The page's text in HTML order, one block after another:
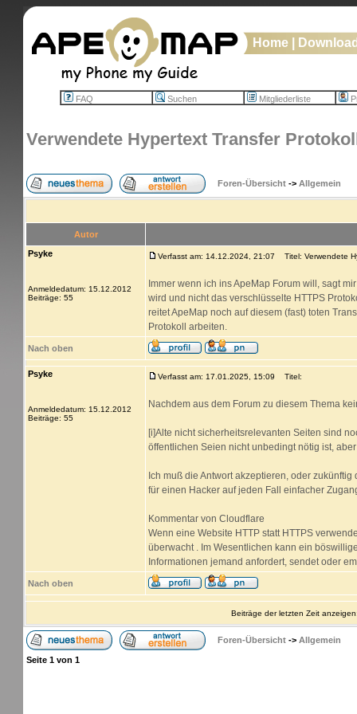
Home
FAQ Suchen Mitgliederliste
Verwendete Hypertext Transfer
Foren-Übersicht -> Allgemein
Autor
Psyke
Anmeldedatum: 15.12.2012
Beiträge: 55
Verfasst am: 14.12.2024, 21:07 Titel: Verwendete
Immer wenn ich ins ApeMap Forum will, sagt
wird und nicht das verschlüsselte HTTPS
reitet ApeMap noch auf diesem (fast) toten
Protokoll arbeiten.
Nach oben
Psyke
Anmeldedatum: 15.12.2012
Beiträge: 55
Verfasst am: 17.01.2025, 15:09 Titel:
Nachdem aus dem Forum zu diesem Thema
[i]Alte nicht sicherheitsrelevanten Seiten sind
öffentlichen Seien nicht unbedingt nötig ist,
Ich muß die Antwort akzeptieren, oder
für einen Hacker auf jeden Fall einfacher
Kommentar von Cloudflare
Wenn eine Website HTTP statt HTTPS
überwacht . Im Wesentlichen kann ein
Informationen jemand anfordert, sendet oder
Nach oben
Beiträge der letzten Zeit
Foren-Übersicht -> Allgemein
Seite 1 von 1